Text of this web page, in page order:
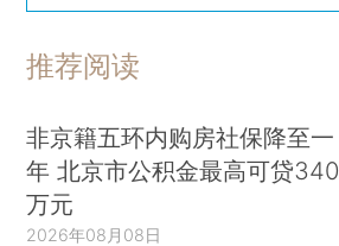
推荐阅读
非京籍五环内购房社保降至一
年 北京市公积金最高可贷340
万元
2026年08月08日